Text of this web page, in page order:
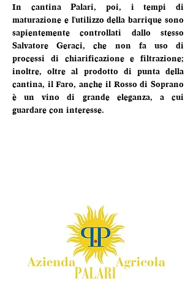
In cantina Palari, poi, i tempi di
maturazione e l'utilizzo della barrique sono
sapientemente controllati dallo stesso
Salvatore Geraci, che non fa uso di
processi di chiarificazione e filtrazione;
inoltre, oltre al prodotto di punta della
cantina, il Faro, anche il Rosso di Soprano
è un vino di grande eleganza, a cui
guardare con interesse.